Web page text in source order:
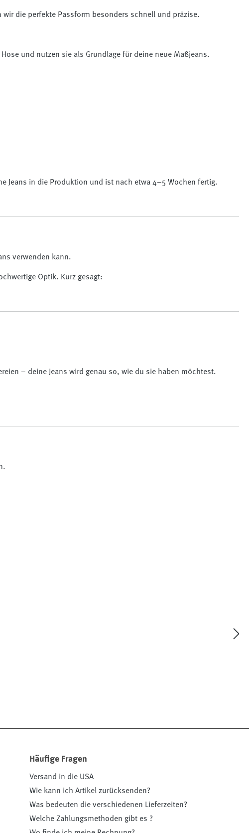
die perfekte Passform besonders schnell und präzise.
und nutzen sie als Grundlage für deine neue Maßjeans.
Jeans in die Produktion und ist nach etwa 4–5 Wochen fertig.
verwenden kann.
Optik. Kurz gesagt:
– deine Jeans wird genau so, wie du sie haben möchtest.
Häufige Fragen
Versand in die USA
Wie kann ich Artikel zurücksenden?
Was bedeuten die verschiedenen Lieferzeiten?
Welche Zahlungsmethoden gibt es ?